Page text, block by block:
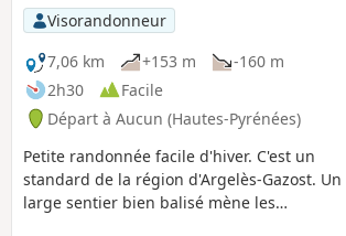
Visorandonneur
7,06 km
+153 m
-160 m
2h30
Facile
Départ à Aucun (Hautes-Pyrénées)
Petite randonnée facile d'hiver. C'est un
standard de la région d'Argelès-Gazost. Un
large sentier bien balisé mène les